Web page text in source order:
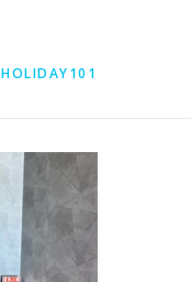
HOLIDAY101